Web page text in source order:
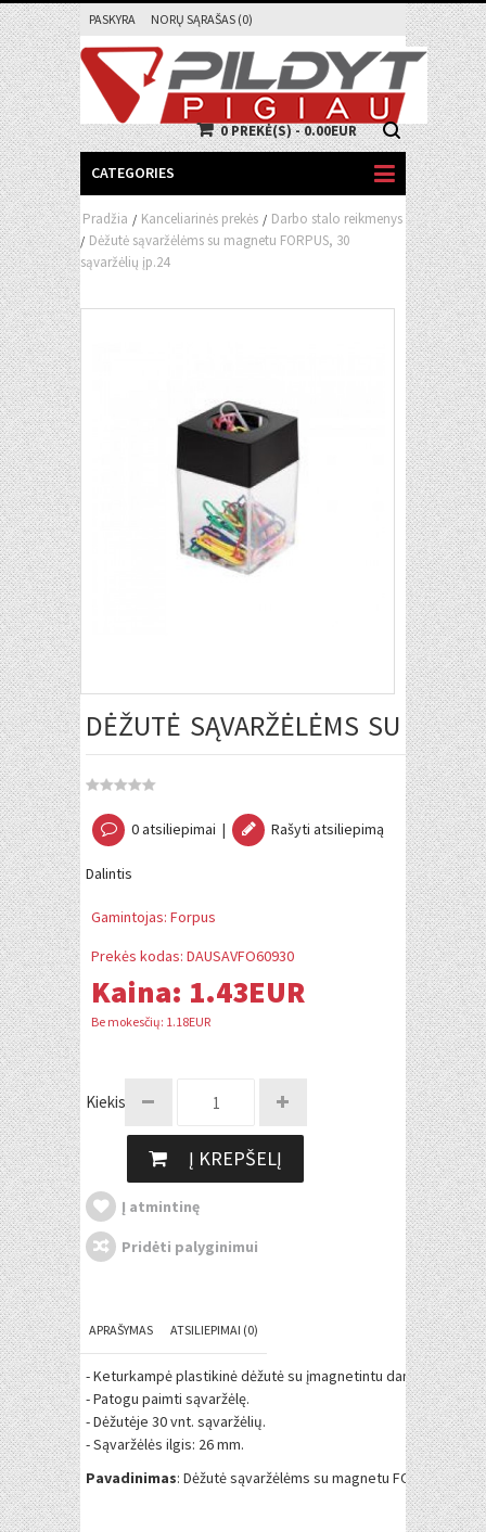
PASKYRA NORŲ SĄRAŠAS (0)
0 PREKĖ(S) - 0.00EUR
CATEGORIES
Pradžia / Kanceliarinės prekės / Darbo stalo reikmenys
/ Dėžutė sąvaržėlėms su magnetu FORPUS, 30
sąvaržėlių įp.24
DĖŽUTĖ SĄVARŽĖLĖMS SU
0 atsiliepimai | Rašyti atsiliepimą
Dalintis
Gamintojas: Forpus
Prekės kodas: DAUSAVFO60930
Kaina: 1.43EUR
Be mokesčių: 1.18EUR
Kiekis:
Į KREPŠELĮ
Į atmintinę
Pridėti palyginimui
APRAŠYMAS ATSILIEPIMAI (0)
- Keturkampė plastikinė dėžutė su įmagnetintu dangteliu.
- Patogu paimti sąvaržėlę.
- Dėžutėje 30 vnt. sąvaržėlių.
- Sąvaržėlės ilgis: 26 mm.
Pavadinimas: Dėžutė sąvaržėlėms su magnetu FORPUS, 30